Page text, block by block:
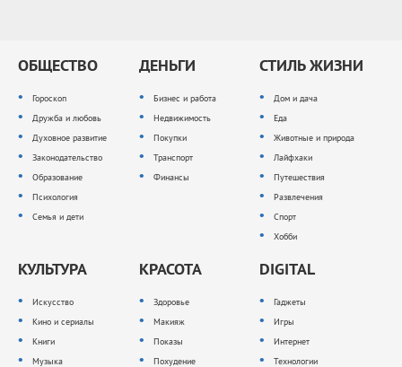
ОБЩЕСТВО
Гороскоп
Дружба и любовь
Духовное развитие
Законодательство
Образование
Психология
Семья и дети
ДЕНЬГИ
Бизнес и работа
Недвижимость
Покупки
Транспорт
Финансы
СТИЛЬ ЖИЗНИ
Дом и дача
Еда
Животные и природа
Лайфхаки
Путешествия
Развлечения
Спорт
Хобби
КУЛЬТУРА
Искусство
Кино и сериалы
Книги
Музыка
КРАСОТА
Здоровье
Макияж
Показы
Похудение
DIGITAL
Гаджеты
Игры
Интернет
Технологии